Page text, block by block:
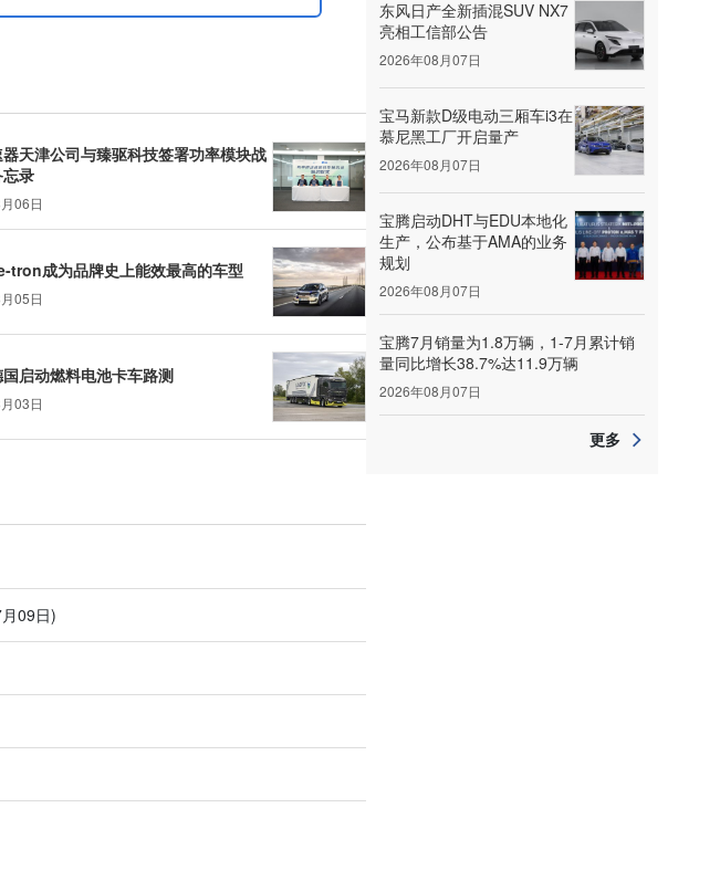
天津公司与臻驱科技签署功率模块战
录
06日
tron成为品牌史上能效最高的车型
05日
启动燃料电池卡车路测
03日
09日)
东风日产全新插混SUV NX7
亮相工信部公告
2026年08月07日
宝马新款D级电动三厢车i3在
慕尼黑工厂开启量产
2026年08月07日
宝腾启动DHT与EDU本地化
生产，公布基于AMA的业务
规划
2026年08月07日
宝腾7月销量为1.8万辆，1-7月累计销
量同比增长38.7%达11.9万辆
2026年08月07日
更多